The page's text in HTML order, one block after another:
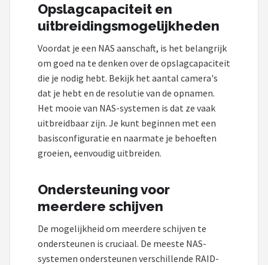
Opslagcapaciteit en
uitbreidingsmogelijkheden
Voordat je een NAS aanschaft, is het belangrijk
om goed na te denken over de opslagcapaciteit
die je nodig hebt. Bekijk het aantal camera's
dat je hebt en de resolutie van de opnamen.
Het mooie van NAS-systemen is dat ze vaak
uitbreidbaar zijn. Je kunt beginnen met een
basisconfiguratie en naarmate je behoeften
groeien, eenvoudig uitbreiden.
Ondersteuning voor
meerdere schijven
De mogelijkheid om meerdere schijven te
ondersteunen is cruciaal. De meeste NAS-
systemen ondersteunen verschillende RAID-